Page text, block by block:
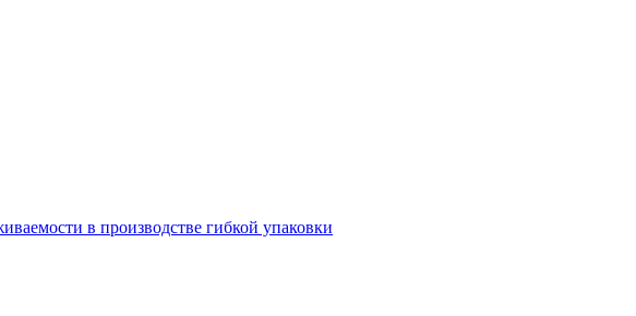
в производстве гибкой упаковки